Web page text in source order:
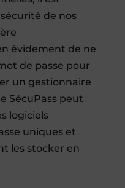
de nos
évidement de ne
de passe pour
un gestionnaire
SécuPass peut
logiciels
uniques et
les stocker en